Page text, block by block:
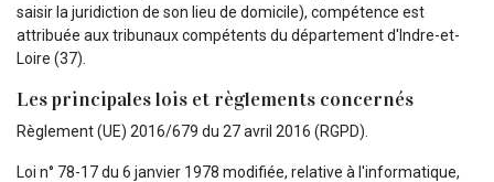
saisir la juridiction de son lieu de domicile), compétence est
attribuée aux tribunaux compétents du département d'Indre-et-
Loire (37).
Les principales lois et règlements concernés
Règlement (UE) 2016/679 du 27 avril 2016 (RGPD).
Loi n° 78-17 du 6 janvier 1978 modifiée, relative à l'informatique,